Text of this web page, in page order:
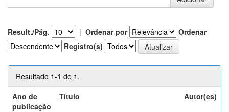
Result./Pág. | Ordenar por
Ordenar
Registro(s)
Resultado 1-1 de 1.
Ano de
publicação
Título Autor(es)